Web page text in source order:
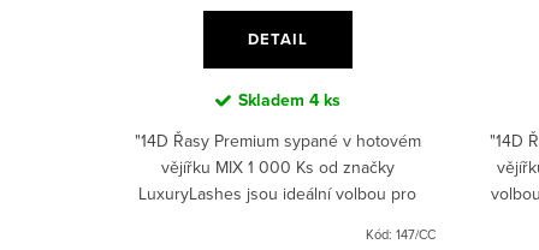
DETAIL
Skladem 4 ks
"14D Řasy Premium sypané v hotovém
vějířku MIX 1 000 Ks od značky
LuxuryLashes jsou ideální volbou pro
Kód: 147/CC
"14D